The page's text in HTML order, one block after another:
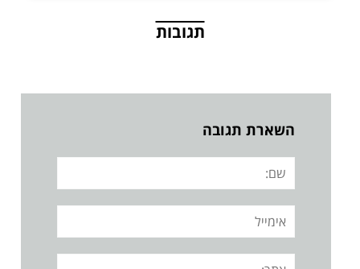
תגובות
השארת תגובה
שם:
אימייל
אתר: